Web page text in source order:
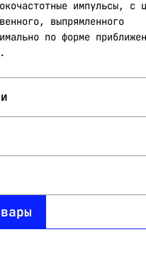
импульсы, с
выпрямленного
по форме